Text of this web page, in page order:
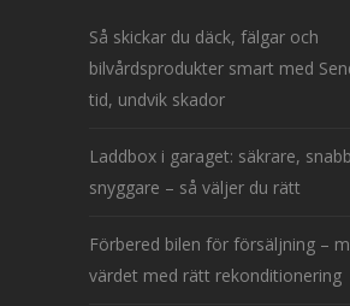
Så skickar du däck, fälgar och
bilvårdsprodukter smart med
tid, undvik skador
Laddbox i garaget: säkrare,
snyggare – så väljer du rätt
Förbered bilen för försäljning –
värdet med rätt rekonditionering